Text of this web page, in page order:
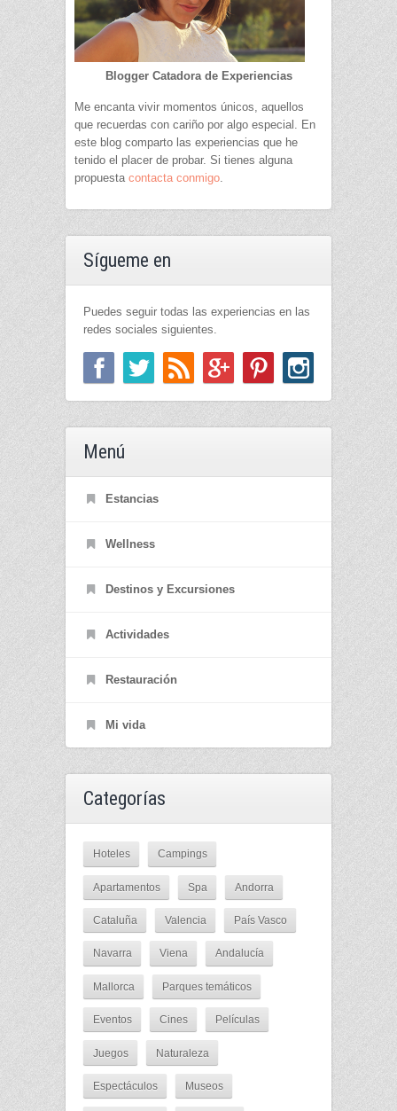
Blogger Catadora de Experiencias
Me encanta vivir momentos únicos, aquellos
que recuerdas con cariño por algo especial. En
este blog comparto las experiencias que he
tenido el placer de probar. Si tienes alguna
propuesta contacta conmigo.
Sígueme en
Puedes seguir todas las experiencias en las
redes sociales siguientes.
Menú
Estancias
Wellness
Destinos y Excursiones
Actividades
Restauración
Mi vida
Categorías
Hoteles Campings
Apartamentos Spa Andorra
Cataluña Valencia País Vasco
Navarra Viena Andalucía
Mallorca Parques temáticos
Eventos Cines Películas
Juegos Naturaleza
Espectáculos Museos